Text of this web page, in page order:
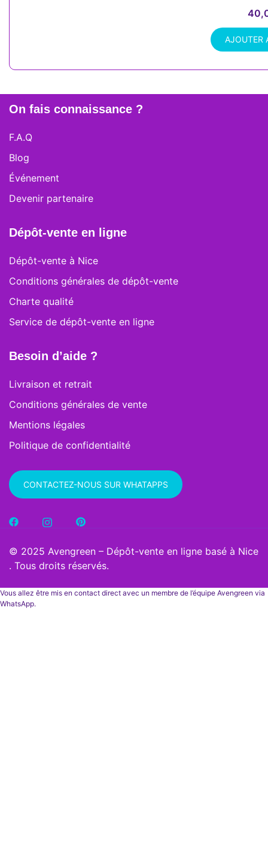
AJOUTER
On fais connaissance ?
F.A.Q
Blog
Événement
Devenir partenaire
Dépôt-vente en ligne
Dépôt-vente à Nice
Conditions générales de dépôt-vente
Charte qualité
Service de dépôt-vente en ligne
Besoin d’aide ?
Livraison et retrait
Conditions générales de vente
Mentions légales
Politique de confidentialité
CONTACTEZ-NOUS SUR WHATAPPS
© 2025 Avengreen – Dépôt-vente en ligne basé à Nice
. Tous droits réservés.
Vous allez être mis en contact direct avec un membre de l’équipe Avengreen via
WhatsApp.